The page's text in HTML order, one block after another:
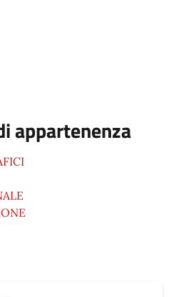
appartenenza